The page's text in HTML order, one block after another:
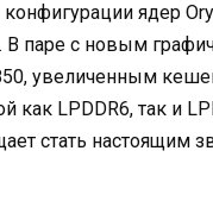
ядер
В паре с новым
увеличенным
как LPDDR6, так и
стать настоящим